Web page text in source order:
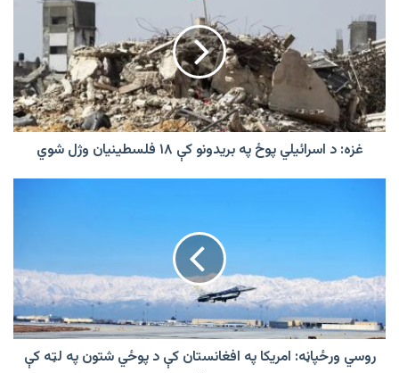
اسرائيلي
پوځ
په
بریدونو
کې
۱۸
فلسطینیان
غزه: د اسرائيلي پوځ په بریدونو کې ۱۸ فلسطینیان وژل شوي
کې
د
پوځي
شتون
روسي ورځپاڼه: امريکا په افغانستان کې د پوځي شتون په لټه کې